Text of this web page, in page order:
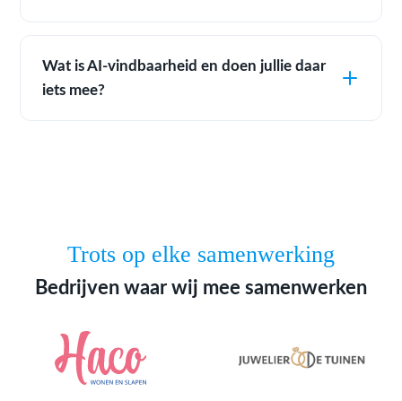
Wat is AI-vindbaarheid en doen jullie daar
iets mee?
Trots op elke samenwerking
Bedrijven waar wij mee samenwerken